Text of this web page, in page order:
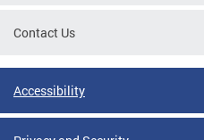
Contact Us
Accessibility